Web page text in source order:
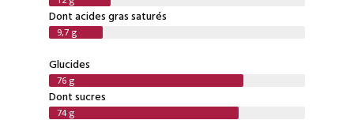
Dont acides gras saturés
9,7 g
Glucides
76 g
Dont sucres
74 g